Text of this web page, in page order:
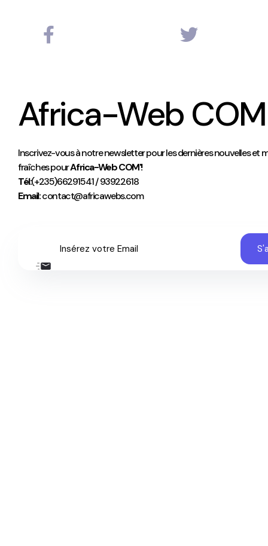
Africa-Web
Inscrivez-vous à notre newsletter pour les dernières nouvelles et
fraîches pourAfrica-Web COM'!
Tél:(+235)66291541 / 93922618
Email:contact@africawebs.com